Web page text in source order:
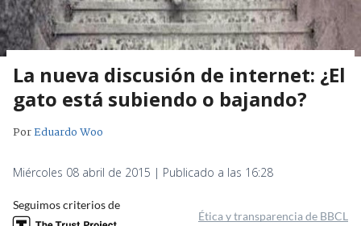
La nueva discusión de internet: ¿El
gato está subiendo o bajando?
PorEduardo Woo
Miércoles 08 abril de 2015 | Publicado a las 16:28
Seguimos criterios de
Ética y transparencia de BBCL